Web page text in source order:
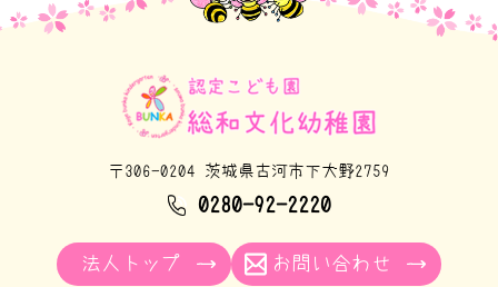
〒306-0204 茨城県古河市下大野2759
0280-92-2220
法人トップ お問い合わせ